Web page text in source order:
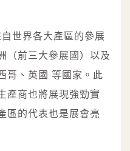
世界各大產區的參展
（前三大參展國）以及
哥、英國 等國家。此
產商也將展現強勁實
區的代表也是展會亮